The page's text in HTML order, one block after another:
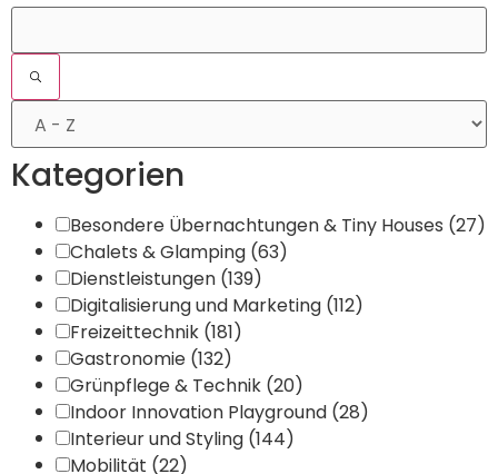
Filter
Kategorien
Besondere Übernachtungen & Tiny Houses (27)
Chalets & Glamping (63)
Dienstleistungen (139)
Digitalisierung und Marketing (112)
Freizeittechnik (181)
Gastronomie (132)
Grünpflege & Technik (20)
Indoor Innovation Playground (28)
Interieur und Styling (144)
Mobilität (22)